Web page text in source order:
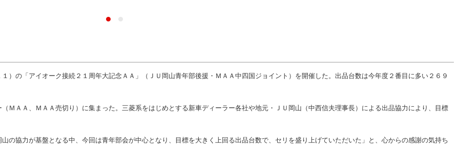
の「アイオーク接続２１周年大記念ＡＡ」（ＪＵ岡山青年部後援・ＭＡＡ中四国ジョイント）を開催した。出品台数は今年度２番目に多い２６９
ＭＡＡ、ＭＡＡ売切り）に集まった。三菱系をはじめとする新車ディーラー各社や地元・ＪＵ岡山（中西信夫理事長）による出品協力により、目標
協力が基盤となる中、今回は青年部会が中心となり、目標を大きく上回る出品台数で、セリを盛り上げていただいた」と、心からの感謝の気持ち